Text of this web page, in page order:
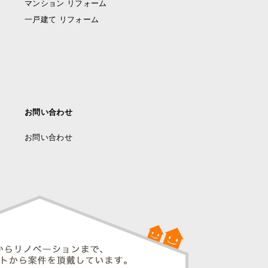
マンション リフォーム
一戸建て リフォーム
お問い合わせ
お問い合わせ